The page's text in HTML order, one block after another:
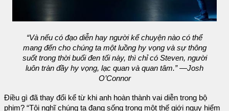
“Và nếu có đạo diễn hay người kể chuyện nào có thể
mang đến cho chúng ta một luồng hy vọng và sự thông
suốt trong thời buổi đen tối này, thì chỉ có Steven, người
luôn tràn đầy hy vọng, lạc quan và quan tâm.” —Josh
O’Connor
Điều gì đã thay đổi kể từ khi anh hoàn thành vai diễn trong bộ
phim? “Tôi nghĩ chúng ta đang sống trong một thế giới nguy hiểm